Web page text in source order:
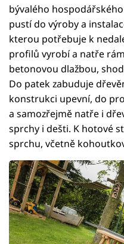
bývalého
pustí do výroby a
kterou potřebuje k
profilů vyrobí a natře
betonovou dlažbou,
Do patek zabuduje
konstrukci upevní, do
a samozřejmě natře i
sprchy i dešti. K hotové
sprchu, včetně